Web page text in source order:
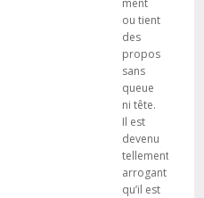
ment
ou tient
des
propos
sans
queue
ni tête.
Il est
devenu
tellement
arrogant
qu’il est